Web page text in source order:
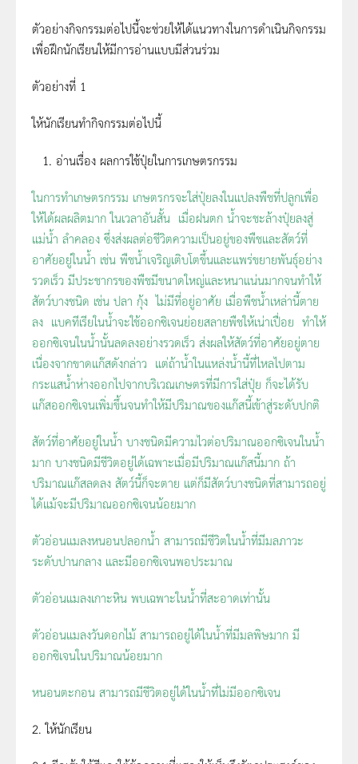
ตัวอย่างกิจกรรมต่อไปนี้จะช่วยให้ได้แนวทางในการดำเนินกิจกรรม
เพื่อฝึกนักเรียนให้มีการอ่านแบบมีส่วนร่วม
ตัวอย่างที่ 1
ให้นักเรียนทำกิจกรรมต่อไปนี้
อ่านเรื่อง ผลการใช้ปุ๋ยในการเกษตรกรรม
ในการทำเกษตรกรรม เกษตรกรจะใส่ปุ๋ยลงในแปลงพืชที่ปลูกเพื่อ
ให้ได้ผลผลิตมาก ในเวลาอันสั้น เมื่อฝนตก น้ำจะชะล้างปุ๋ยลงสู่
แม่น้ำ ลำคลอง ซึ่งส่งผลต่อชีวิตความเป็นอยู่ของพืชและสัตว์ที่
อาศัยอยู่ในน้ำ เช่น พืชน้ำเจริญเติบโตขึ้นและแพร่ขยายพันธุ์อย่าง
รวดเร็ว มีประชากรของพืชมีขนาดใหญ่และหนาแน่นมากจนทำให้
สัตว์บางชนิด เช่น ปลา กุ้ง ไม่มีที่อยู่อาศัย เมื่อพืชน้ำเหล่านี้ตาย
ลง แบคทีเรียในน้ำจะใช้ออกซิเจนย่อยสลายพืชให้เน่าเปื่อย ทำให้
ออกซิเจนในน้ำนั้นลดลงอย่างรวดเร็ว ส่งผลให้สัตว์ที่อาศัยอยู่ตาย
เนื่องจากขาดแก๊สดังกล่าว แต่ถ้าน้ำในแหล่งน้ำนี้ที่ไหลไปตาม
กระแสน้ำห่างออกไปจากบริเวณเกษตรที่มีการใส่ปุ๋ย ก็จะได้รับ
แก๊สออกซิเจนเพิ่มขึ้นจนทำให้มีปริมาณของแก๊สนี้เข้าสู่ระดับปกติ
สัตว์ที่อาศัยอยู่ในน้ำ บางชนิดมีความไวต่อปริมาณออกซิเจนในน้ำ
มาก บางชนิดมีชีวิตอยู่ได้เฉพาะเมื่อมีปริมาณแก๊สนี้มาก ถ้า
ปริมาณแก๊สลดลง สัตว์นี้ก็จะตาย แต่ก็มีสัตว์บางชนิดที่สามารถอยู่
ได้แม้จะมีปริมาณออกซิเจนน้อยมาก
ตัวอ่อนแมลงหนอนปลอกน้ำ สามารถมีชีวิตในน้ำที่มีมลภาวะ
ระดับปานกลาง และมีออกซิเจนพอประมาณ
ตัวอ่อนแมลงเกาะหิน พบเฉพาะในน้ำที่สะอาดเท่านั้น
ตัวอ่อนแมลงวันดอกไม้ สามารถอยู่ได้ในน้ำที่มีมลพิษมาก มี
ออกซิเจนในปริมาณน้อยมาก
หนอนตะกอน สามารถมีชีวิตอยู่ได้ในน้ำที่ไม่มีออกซิเจน
2. ให้นักเรียน